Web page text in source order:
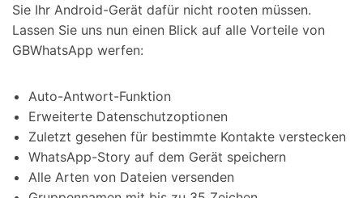
Sie Ihr Android-Gerät dafür nicht rooten müssen.
Lassen Sie uns nun einen Blick auf alle Vorteile von
GBWhatsApp werfen:
Auto-Antwort-Funktion
Erweiterte Datenschutzoptionen
Zuletzt gesehen für bestimmte Kontakte verstecken
WhatsApp-Story auf dem Gerät speichern
Alle Arten von Dateien versenden